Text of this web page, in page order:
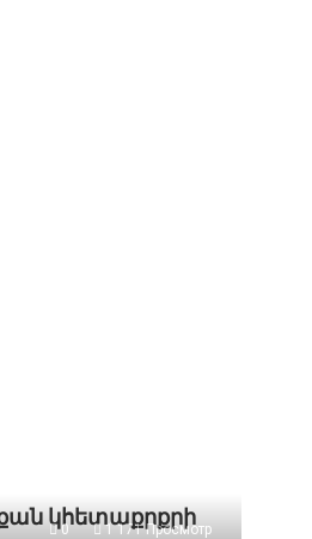
կհետաքրքրի
0 1 171 Просмотр